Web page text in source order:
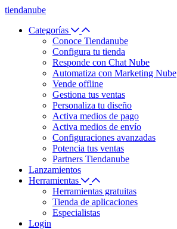
tiendanube
Categorías
Conoce Tiendanube
Configura tu tienda
Responde con Chat Nube
Automatiza con Marketing Nube
Vende offline
Gestiona tus ventas
Personaliza tu diseño
Activa medios de pago
Activa medios de envío
Configuraciones avanzadas
Potencia tus ventas
Partners Tiendanube
Lanzamientos
Herramientas
Herramientas gratuitas
Tienda de aplicaciones
Especialistas
Login